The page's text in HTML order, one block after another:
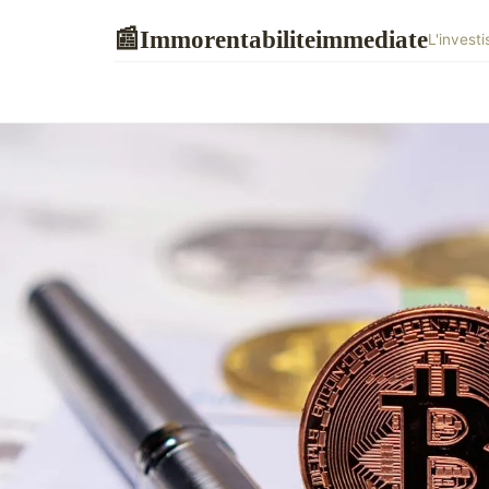
📰Immorentabiliteimmediate